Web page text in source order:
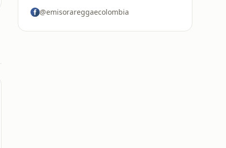
@emisorareggaecolombia